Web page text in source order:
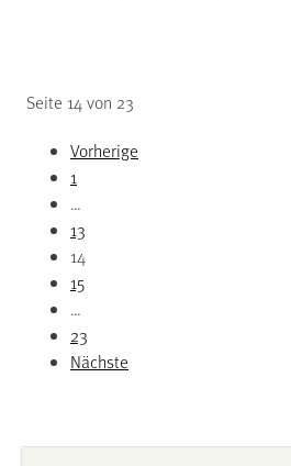
Seite 14 von 23
Vorherige
1
…
13
14
15
…
23
Nächste